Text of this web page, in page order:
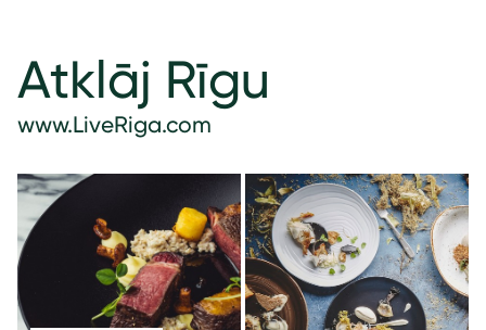
Atklāj Rīgu
www.LiveRiga.com